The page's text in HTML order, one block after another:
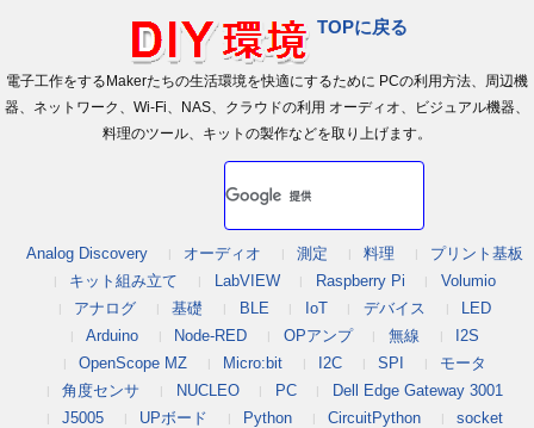
TOPに戻る
電子工作をするMakerたちの生活環境を快適にするために PCの利用方法、周辺機
器、ネットワーク、Wi-Fi、NAS、クラウドの利用 オーディオ、ビジュアル機器、
料理のツール、キットの製作などを取り上げます。
Analog Discovery オーディオ 測定 料理
プリント基板
キット組み立て
LabVIEW Raspberry Pi
Volumio
アナログ
基礎 BLE IoT デバイス
LED
Arduino
Node-RED OPアンプ 無線
I2S
OpenScope MZ
Micro:bit I2C SPI
モータ
角度センサ
NUCLEO PC
Dell Edge Gateway 3001
J5005
UPボード Python CircuitPython
socket